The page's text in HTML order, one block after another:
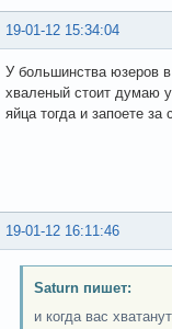
19-01-12 15:34:04
У большинства юзеров
хваленый стоит думаю у
яйца тогда и запоете
19-01-12 16:11:46
Saturn пишет:
и когда вас